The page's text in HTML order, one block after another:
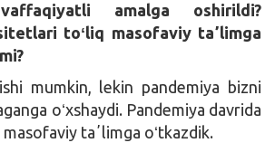
amalga oshirildi?
toʻliq masofaviy taʼlimga
mumkin, lekin pandemiya bizni
oʻxshaydi. Pandemiya davrida
taʼlimga oʻtkazdik.